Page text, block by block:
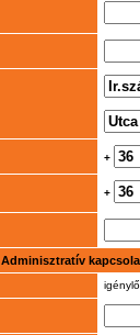
+
+
Adminisztratív